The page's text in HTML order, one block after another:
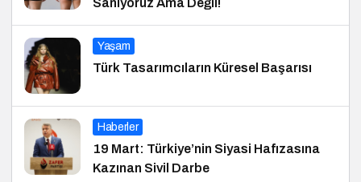
Sanıyoruz Ama Değil!
Yaşam
Türk Tasarımcıların Küresel Başarısı
Haberler
19 Mart: Türkiye’nin Siyasi Hafızasına
Kazınan Sivil Darbe